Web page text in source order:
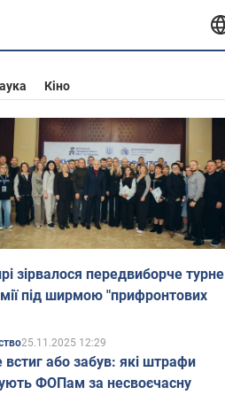
Кіно
зірвалося передвиборче турне
під ширмою "прифронтових
25.11.2025 12:29
встиг або забув: які штрафи
ФОПам за несвоєчасну